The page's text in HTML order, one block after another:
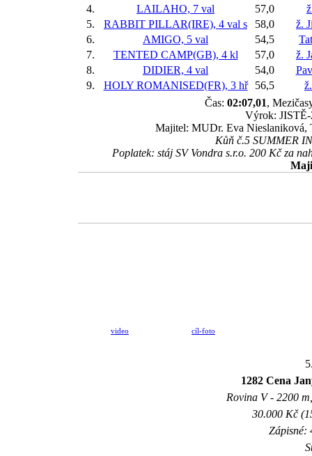
4.
LAILAHO, 7 val 57,0
5.
RABBIT PILLAR(IRE), 4 val s 58,0
ž.
6.
AMIGO, 5 val 54,5
7.
TENTED CAMP(GB), 4 kl 57,0
ž.
8.
DIDIER, 4 val 54,0
9.
HOLY ROMANISED(FR), 3 hř 56,5
Čas: 02:07,01,
Výrok: JISTĚ-
Majitel: MUDr. Eva Nieslaniková,
Kůň č.5 SUMMER
Poplatek: stáj SV Vondra s.r.o. 200 Kč za
video cíl-foto
1282 Cena
Rovina V - 2200
30.000 Kč
Zápisné: